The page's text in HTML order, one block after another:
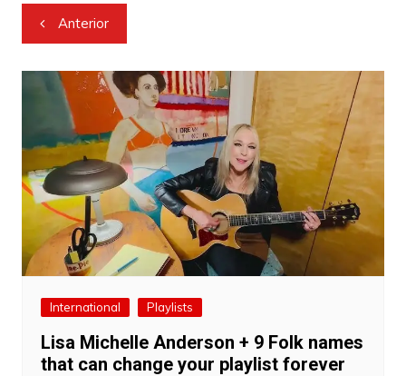
Navegação
de
Post
Anterior
International Playlists
Lisa Michelle Anderson + 9 Folk names
that can change your playlist forever